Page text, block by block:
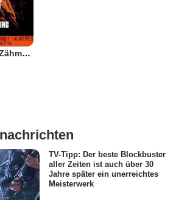
Der Widerspenstigen Zähmung
TV-Tipp: Der beste Blockbuster
aller Zeiten ist auch über 30
Jahre später ein unerreichtes
Meisterwerk